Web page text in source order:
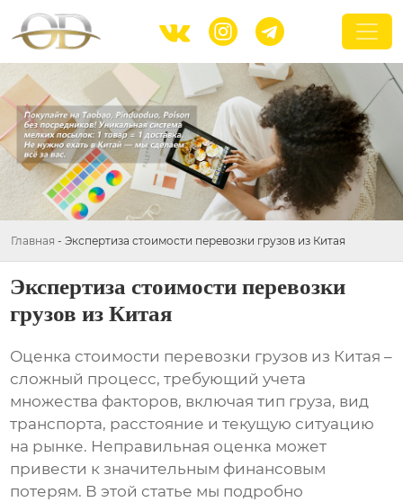
  
Главная - Экспертиза стоимости перевозки грузов из Китая
Экспертиза стоимости перевозки
грузов из Китая
Оценка стоимости перевозки грузов из Китая –
сложный процесс, требующий учета
множества факторов, включая тип груза, вид
транспорта, расстояние и текущую ситуацию
на рынке. Неправильная оценка может
привести к значительным финансовым
потерям. В этой статье мы подробно